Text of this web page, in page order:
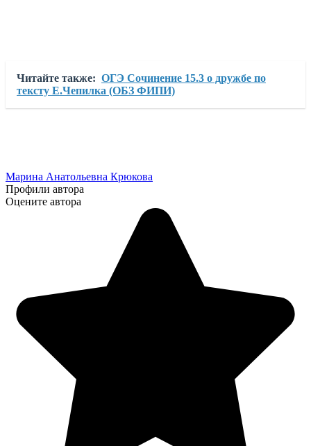
Читайте также: ОГЭ Сочинение 15.3 о дружбе по
тексту Е.Чепилка (ОБЗ ФИПИ)
Марина Анатольевна Крюкова
Профили автора
Оцените автора